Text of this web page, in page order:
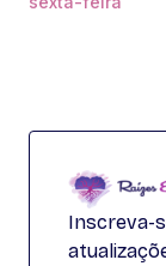
Inscreva-